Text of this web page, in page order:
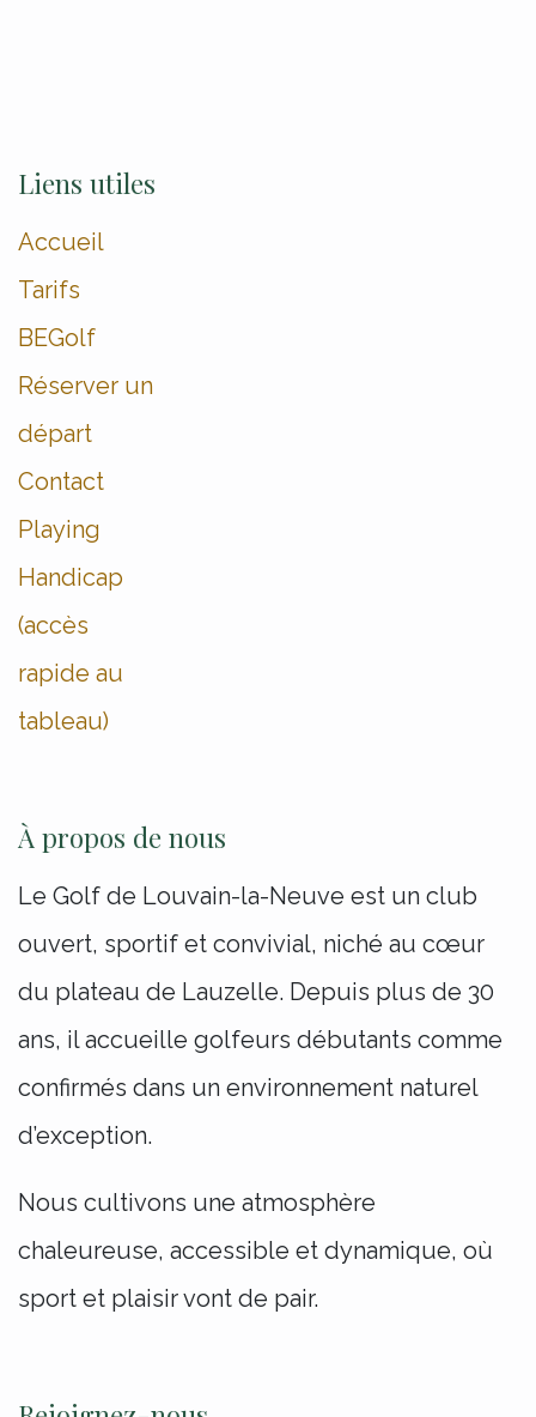
Liens utiles
Accueil
Tarifs
BEGolf
Réserver un
départ
Contact
Playing
Handicap
(accès
rapide au
tableau)
À propos de nous
Le Golf de Louvain-la-Neuve est un club
ouvert, sportif et convivial, niché au cœur
du plateau de Lauzelle. Depuis plus de 30
ans, il accueille golfeurs débutants comme
confirmés dans un environnement naturel
d’exception.
Nous cultivons une atmosphère
chaleureuse, accessible et dynamique, où
sport et plaisir vont de pair.